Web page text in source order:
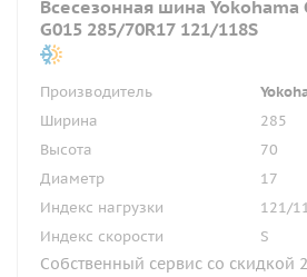
Всесезонная шина
G015 285/70R17 121/118S
Производитель
Ширина
285
Высота
70
Диаметр
17
Индекс нагрузки
121/
Индекс скорости
S
Собственный сервис со скидкой